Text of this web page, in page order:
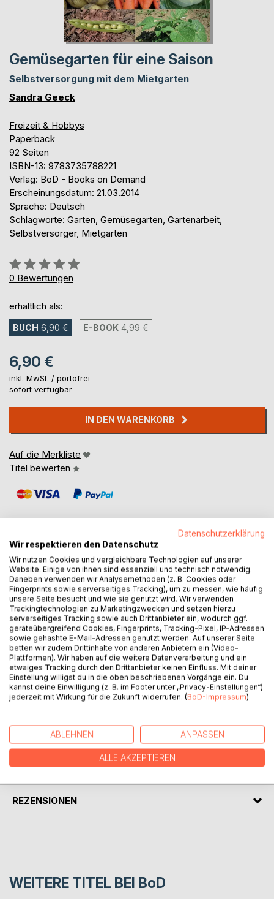
Gemüsegarten für eine Saison
Selbstversorgung mit dem Mietgarten
Sandra Geeck
Freizeit & Hobbys
Paperback
92 Seiten
ISBN-13: 9783735788221
Verlag: BoD - Books on Demand
Erscheinungsdatum: 21.03.2014
Sprache: Deutsch
Schlagworte: Garten, Gemüsegarten, Gartenarbeit,
Selbstversorger, Mietgarten
Bewertung::
0%
0 Bewertungen
erhältlich als:
BUCH 6,90 € E-BOOK 4,99 €
6,90 €
inkl. MwSt. / portofrei
sofort verfügbar
IN DEN WARENKORB
Auf die Merkliste
Titel bewerten
BESCHREIBUNG
Schon mal etwas vom Mietgarten gehört? Nicht nur Städter
können mit einem Saisongarten ihren Traum von der
Selbstversorgung mit selbst angebautem Gemüse erfüllen.
Dies ist ein Ratgeber für alle, die einen Gemüsegarten für
eine Saison haben (wollen) mit praktischen Tipps,
Wissenswertem über die verschiedenen Gemüsesorten
und einem Gartenkalender mit ausreichend Platz für die
eigenen Notizen!
AUTOR/IN
PRESSESTIMMEN
REZENSIONEN
WEITERE TITEL BEI BoD
Datenschutzerklärung
Wir respektieren den Datenschutz
Wir nutzen Cookies und vergleichbare Technologien auf unserer
Website. Einige von ihnen sind essenziell und technisch notwendig.
Daneben verwenden wir Analysemethoden (z. B. Cookies oder
Fingerprints sowie serverseitiges Tracking), um zu messen, wie häufig
unsere Seite besucht und wie sie genutzt wird. Wir verwenden
Trackingtechnologien zu Marketingzwecken und setzen hierzu
serverseitiges Tracking sowie auch Drittanbieter ein, wodurch ggf.
geräteübergreifend Cookies, Fingerprints, Tracking-Pixel, IP-Adressen
sowie gehashte E-Mail-Adressen genutzt werden. Auf unserer Seite
betten wir zudem Drittinhalte von anderen Anbietern ein (Video-
Plattformen). Wir haben auf die weitere Datenverarbeitung und ein
etwaiges Tracking durch den Drittanbieter keinen Einfluss. Mit deiner
Einstellung willigst du in die oben beschriebenen Vorgänge ein. Du
kannst deine Einwilligung (z. B. im Footer unter „Privacy-Einstellungen“)
jederzeit mit Wirkung für die Zukunft widerrufen. (BoD-Impressum)
ABLEHNEN ANPASSEN
ALLE AKZEPTIEREN